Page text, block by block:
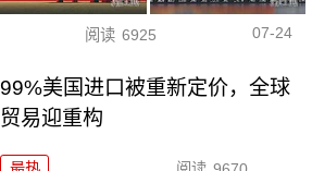
阅读 6925 07-24
99%美国进口被重新定价，全球
贸易迎重构